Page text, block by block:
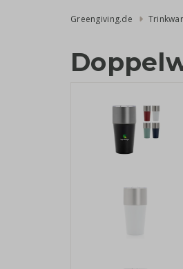
Greengiving.de